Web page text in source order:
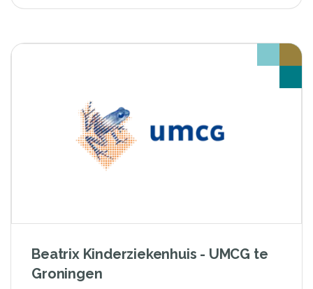
Beatrix Kinderziekenhuis - UMCG te
Groningen